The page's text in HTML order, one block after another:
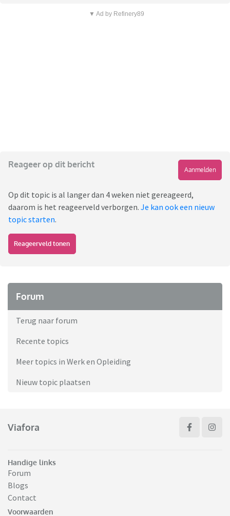
▼ Ad by Refinery89
Reageer op dit bericht
Aanmelden
Op dit topic is al langer dan 4 weken niet gereageerd,
daarom is het reageerveld verborgen. Je kan ook een nieuw
topic starten.
Reageerveld tonen
Forum
Terug naar forum
Recente topics
Meer topics in Werk en Opleiding
Nieuw topic plaatsen
Viafora
Handige links
Forum
Blogs
Contact
Voorwaarden